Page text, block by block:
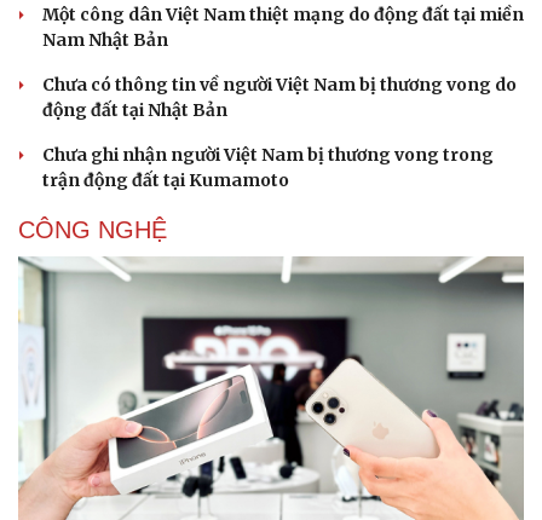
Sức khỏe
Cây thuốc
Nhi khoa
Làm đẹp - giảm cân
Phòng mạch online
Ăn sạch sống khỏe
Đời sống
Một công dân Việt Nam thiệt mạng do động đất tại miền
Nam Nhật Bản
Chưa có thông tin về người Việt Nam bị thương vong do
động đất tại Nhật Bản
Chưa ghi nhận người Việt Nam bị thương vong trong
trận động đất tại Kumamoto
CÔNG NGHỆ